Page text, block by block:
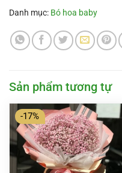
Danh mục: Bó hoa baby
Sản phẩm tương tự
-17%